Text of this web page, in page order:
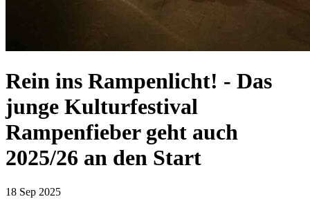
Rein ins Rampenlicht! - Das
junge Kulturfestival
Rampenfieber geht auch
2025/26 an den Start
18 Sep 2025